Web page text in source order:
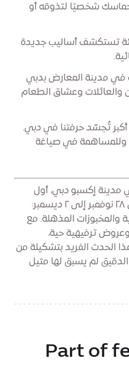
حماسك شخصيًا لتذوقه أو
تستكشف أساليب جديدة
في مدينة المعارض بدبي
والعائلات وعشاق الطعام
تُجسّد حرفتنا في دبي.
في صياغة
مدينة إكسبو دبي، أول
مهرجان للكيك على الإطلاق، من ٢٨ نوفمبر إلى ٢ ديسمبر:
والمخبوزات المذهلة. مع
ترفيهية حية،
الحدث الفريد بتشكيلة من
الدقيق لم يسبق لها مثيل
Part of